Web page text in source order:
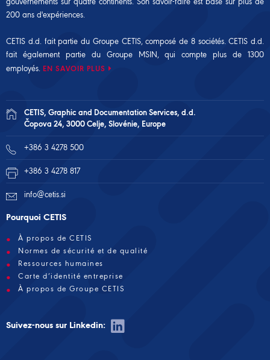
200 ans d'expériences.
CETIS d.d. fait partie du Groupe CETIS, composé de 8 sociétés. CETIS d.d.
fait également partie du Groupe MSIN , qui compte plus de 1300
employés. EN SAVOIR PLUS
CETIS, Graphic and Documentation Services, d.d.
Čopova 24, 3000 Celje, Slovénie, Europe
+386 3 4278 500
+386 3 4278 817
info@cetis.si
Pourquoi CETIS
À propos de CETIS
Normes de sécurité et de qualité
Ressources humaines
Carte d’identité entreprise
À propos de Groupe CETIS
Suivez-nous sur Linkedin: